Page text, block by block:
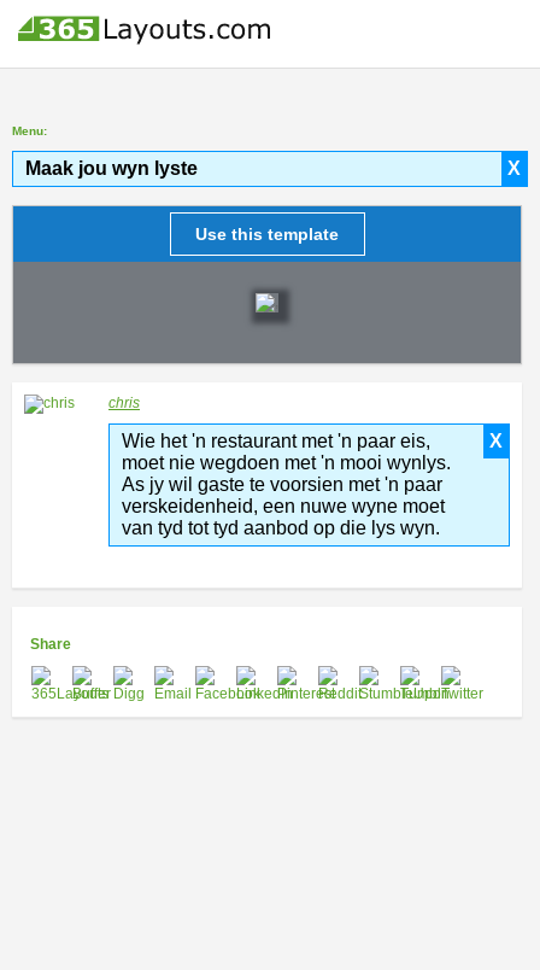
Menu:
X
Maak jou wyn lyste
Use this template
chris
X
Wie het 'n restaurant met 'n paar eis,
moet nie wegdoen met 'n mooi wynlys.
As jy wil gaste te voorsien met 'n paar
verskeidenheid, een nuwe wyne moet
van tyd tot tyd aanbod op die lys wyn.
Share